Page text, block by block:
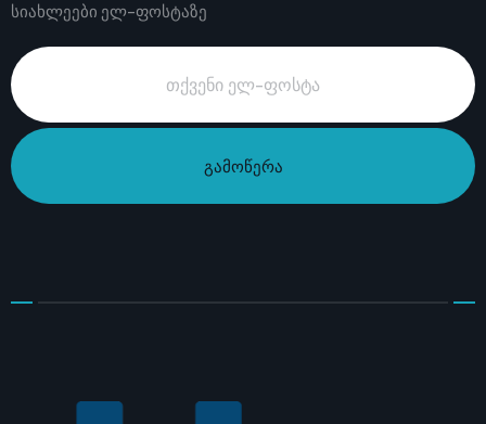
სიახლეები ელ-ფოსტაზე
გამოწერა